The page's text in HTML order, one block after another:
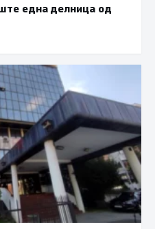
една делница од